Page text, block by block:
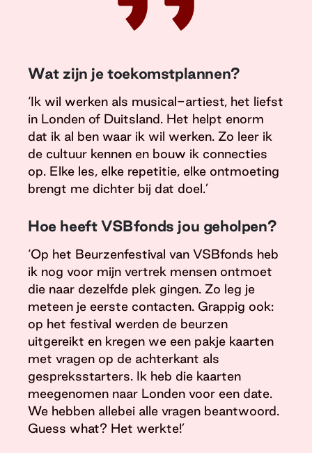
Wat zijn je toekomstplannen?
‘Ik wil werken als musical-artiest, het liefst
in Londen of Duitsland. Het helpt enorm
dat ik al ben waar ik wil werken. Zo leer ik
de cultuur kennen en bouw ik connecties
op. Elke les, elke repetitie, elke ontmoeting
brengt me dichter bij dat doel.’
Hoe heeft VSBfonds jou geholpen?
‘Op het Beurzenfestival van VSBfonds heb
ik nog voor mijn vertrek mensen ontmoet
die naar dezelfde plek gingen. Zo leg je
meteen je eerste contacten. Grappig ook:
op het festival werden de beurzen
uitgereikt en kregen we een pakje kaarten
met vragen op de achterkant als
gespreksstarters. Ik heb die kaarten
meegenomen naar Londen voor een date.
We hebben allebei alle vragen beantwoord.
Guess what? Het werkte!’